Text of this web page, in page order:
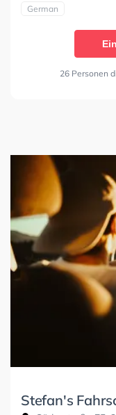
German
26 Personen
Stefan's